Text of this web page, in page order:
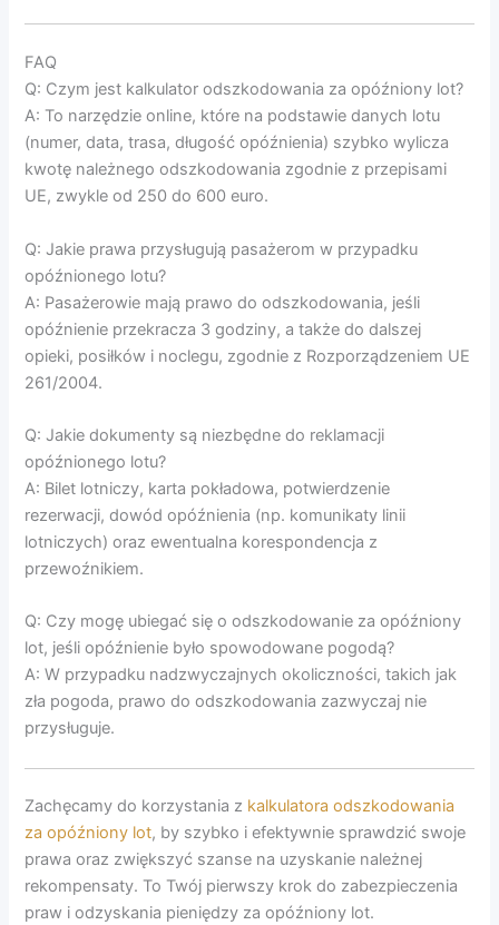
FAQ
Q: Czym jest kalkulator odszkodowania za opóźniony lot?
A: To narzędzie online, które na podstawie danych lotu
(numer, data, trasa, długość opóźnienia) szybko wylicza
kwotę należnego odszkodowania zgodnie z przepisami
UE, zwykle od 250 do 600 euro.
Q: Jakie prawa przysługują pasażerom w przypadku
opóźnionego lotu?
A: Pasażerowie mają prawo do odszkodowania, jeśli
opóźnienie przekracza 3 godziny, a także do dalszej
opieki, posiłków i noclegu, zgodnie z Rozporządzeniem UE
261/2004.
Q: Jakie dokumenty są niezbędne do reklamacji
opóźnionego lotu?
A: Bilet lotniczy, karta pokładowa, potwierdzenie
rezerwacji, dowód opóźnienia (np. komunikaty linii
lotniczych) oraz ewentualna korespondencja z
przewoźnikiem.
Q: Czy mogę ubiegać się o odszkodowanie za opóźniony
lot, jeśli opóźnienie było spowodowane pogodą?
A: W przypadku nadzwyczajnych okoliczności, takich jak
zła pogoda, prawo do odszkodowania zazwyczaj nie
przysługuje.
Zachęcamy do korzystania z kalkulatora odszkodowania
za opóźniony lot, by szybko i efektywnie sprawdzić swoje
prawa oraz zwiększyć szanse na uzyskanie należnej
rekompensaty. To Twój pierwszy krok do zabezpieczenia
praw i odzyskania pieniędzy za opóźniony lot.